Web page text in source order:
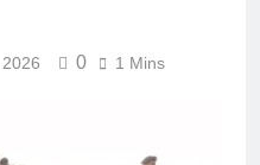
0 1 Mins